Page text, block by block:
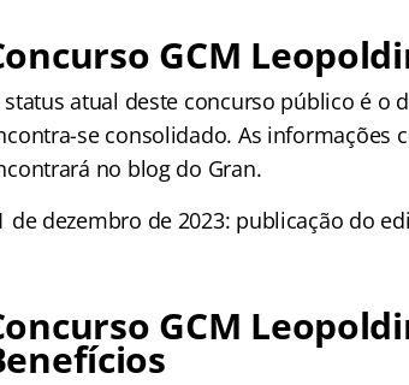
GCM
status atual deste concurso público é o
se consolidado. As informações
no blog do Gran.
de dezembro de 2023: publicação do
GCM